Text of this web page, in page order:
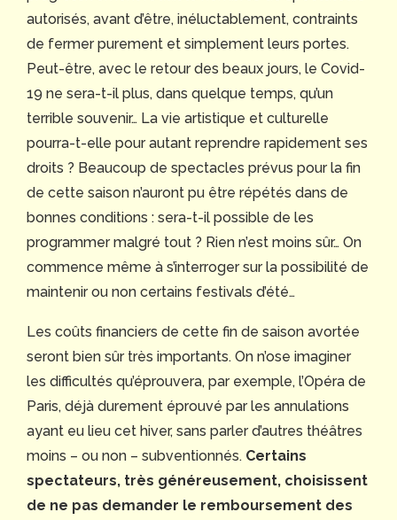
autorisés, avant d’être, inéluctablement, contraints
de fermer purement et simplement leurs portes.
Peut-être, avec le retour des beaux jours, le Covid-
19 ne sera-t-il plus, dans quelque temps, qu’un
terrible souvenir… La vie artistique et culturelle
pourra-t-elle pour autant reprendre rapidement ses
droits ? Beaucoup de spectacles prévus pour la fin
de cette saison n’auront pu être répétés dans de
bonnes conditions : sera-t-il possible de les
programmer malgré tout ? Rien n’est moins sûr… On
commence même à s’interroger sur la possibilité de
maintenir ou non certains festivals d’été…
Les coûts financiers de cette fin de saison avortée
seront bien sûr très importants. On n’ose imaginer
les difficultés qu’éprouvera, par exemple, l’Opéra de
Paris, déjà durement éprouvé par les annulations
ayant eu lieu cet hiver, sans parler d’autres théâtres
moins – ou non – subventionnés. Certains
spectateurs, très généreusement, choisissent
de ne pas demander le remboursement des